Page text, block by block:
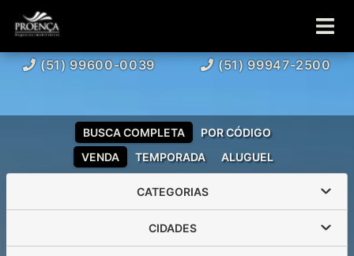
(51) 99600-0039 (51) 99947-2500
VENDA TEMPORADA ALUGUEL
BUSCA COMPLETA POR CÓDIGO
CATEGORIAS
CIDADES